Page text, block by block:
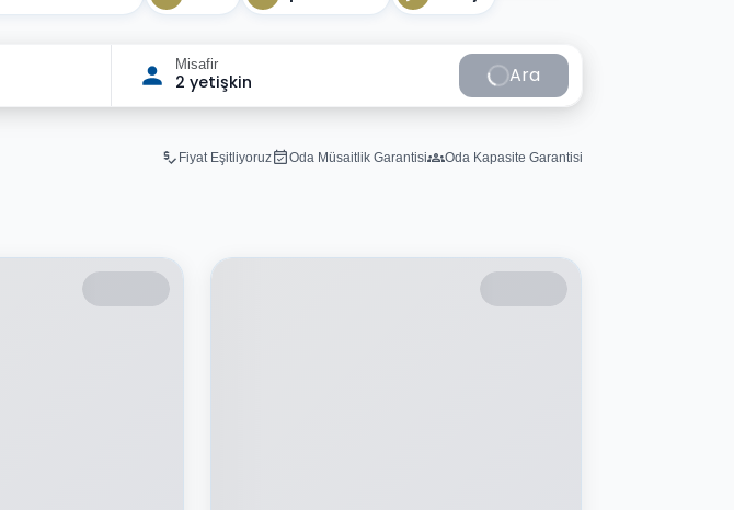
Misafir
2 yetişkin Ara
Fiyat Eşitliyoruz Oda Müsaitlik Garantisi Oda Kapasite Garantisi